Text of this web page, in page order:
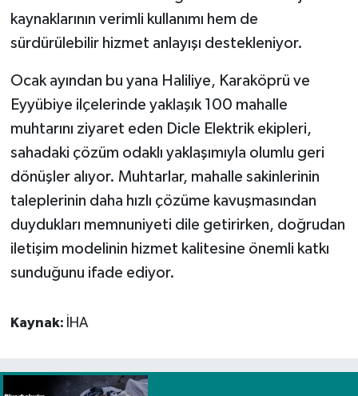
kaynaklarının verimli kullanımı hem de
sürdürülebilir hizmet anlayışı destekleniyor.
Ocak ayından bu yana Haliliye, Karaköprü ve
Eyyübiye ilçelerinde yaklaşık 100 mahalle
muhtarını ziyaret eden Dicle Elektrik ekipleri,
sahadaki çözüm odaklı yaklaşımıyla olumlu geri
dönüşler alıyor. Muhtarlar, mahalle sakinlerinin
taleplerinin daha hızlı çözüme kavuşmasından
duydukları memnuniyeti dile getirirken, doğrudan
iletişim modelinin hizmet kalitesine önemli katkı
sunduğunu ifade ediyor.
Kaynak: İHA